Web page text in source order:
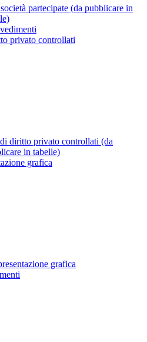
partecipate (da pubblicare in
privato controllati
diritto privato controllati (da
in tabelle)
grafica
grafica